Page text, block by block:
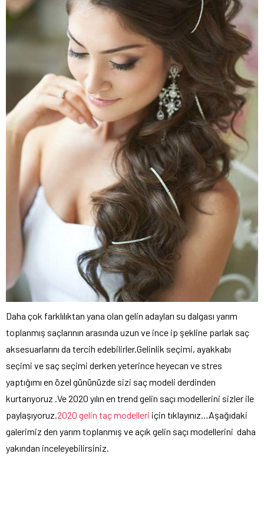
Daha çok farklılıktan yana olan gelin adayları su dalgası yarım
toplanmış saçlarının arasında uzun ve ince ip şekline parlak saç
aksesuarlarını da tercih edebilirler.Gelinlik seçimi, ayakkabı
seçimi ve saç seçimi derken yeterince heyecan ve stres
yaptığımı en özel gününüzde sizi saç modeli derdinden
kurtarıyoruz .Ve 2020 yılın en trend gelin saçı modellerini sizler ile
paylaşıyoruz.2020 gelin taç modelleri için tıklayınız…Aşağıdaki
galerimiz den yarım toplanmış ve açık gelin saçı modellerini daha
yakından inceleyebilirsiniz.